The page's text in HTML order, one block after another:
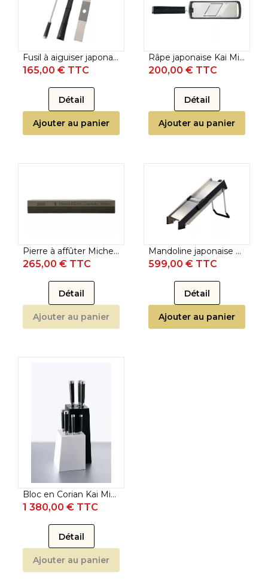
Fusil à aiguiser japonais Kai Michel Bras - Diamant
165,00 € TTC
Détail
Ajouter au panier
Râpe japonaise Kai Michel Bras Micro
200,00 € TTC
Détail
Ajouter au panier
Pierre à affûter Michel Bras - Kai grain 1000/3000
265,00 € TTC
Détail
Ajouter au panier
Mandoline japonaise Kai Michel Bras - 5 lames
599,00 € TTC
Détail
Ajouter au panier
Bloc en Corian Kai Michel Bras (vendu vide)
1 380,00 € TTC
Détail
Ajouter au panier